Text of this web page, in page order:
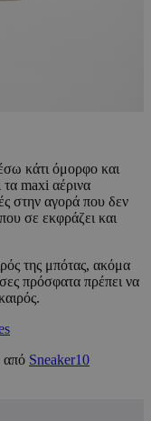
κάτι όμορφο και
maxi αέρινα
στην αγορά που δεν
σε εκφράζει και
της μπότας, ακόμα
πρόσφατα πρέπει να
από Sneaker10